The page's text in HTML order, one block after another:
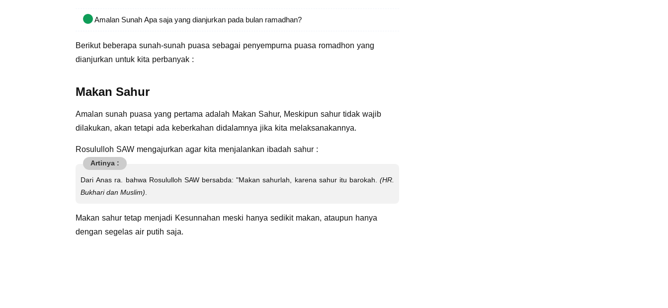
Amalan Sunah Apa saja yang dianjurkan pada bulan ramadhan?
Berikut beberapa sunah-sunah puasa sebagai penyempurna puasa romadhon yang
dianjurkan untuk kita perbanyak :
Makan Sahur
Amalan sunah puasa yang pertama adalah Makan Sahur, Meskipun sahur tidak wajib
dilakukan, akan tetapi ada keberkahan didalamnya jika kita melaksanakannya.
Rosululloh SAW mengajurkan agar kita menjalankan ibadah sahur :
Dari Anas ra. bahwa Rosululloh SAW bersabda: "Makan sahurlah, karena sahur itu barokah.(HR.
Bukhari dan Muslim).
Makan sahur tetap menjadi Kesunnahan meski hanya sedikit makan, ataupun hanya
dengan segelas air putih saja.